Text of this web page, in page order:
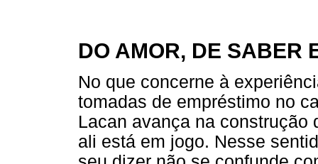
DO AMOR, DE SABER
No que concerne à
tomadas de empréstimo no
Lacan avança na construção
ali está em jogo. Nesse